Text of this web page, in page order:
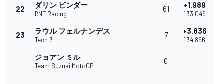
22 ダリン ビンダー
RNF Racing
61 +1.989
1'33.049
23 ラウル フェルナンデス
Tech 3
7 +3.836
1'34.896
ジョアン ミル
Team Suzuki MotoGP
0